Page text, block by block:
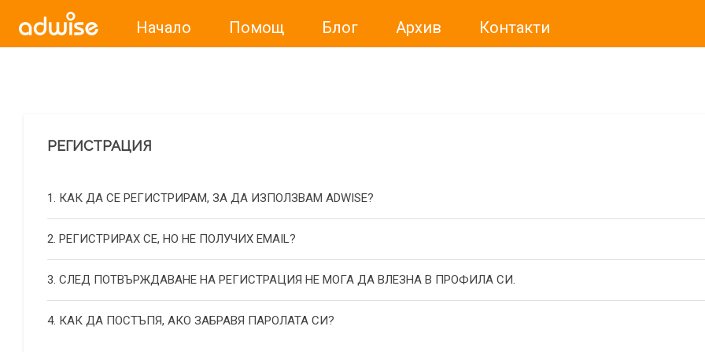
Начало Помощ Блог Архив Контакти
РЕГИСТРАЦИЯ
1. КАК ДА СЕ РЕГИСТРИРАМ, ЗА ДА ИЗПОЛЗВАМ ADWISE?
2. РЕГИСТРИРАХ СЕ, НО НЕ ПОЛУЧИХ EMAIL?
3. СЛЕД ПОТВЪРЖДАВАНЕ НА РЕГИСТРАЦИЯ НЕ МОГА ДА ВЛЕЗНА В ПРОФИЛА СИ.
4. КАК ДА ПОСТЪПЯ, АКО ЗАБРАВЯ ПАРОЛАТА СИ?